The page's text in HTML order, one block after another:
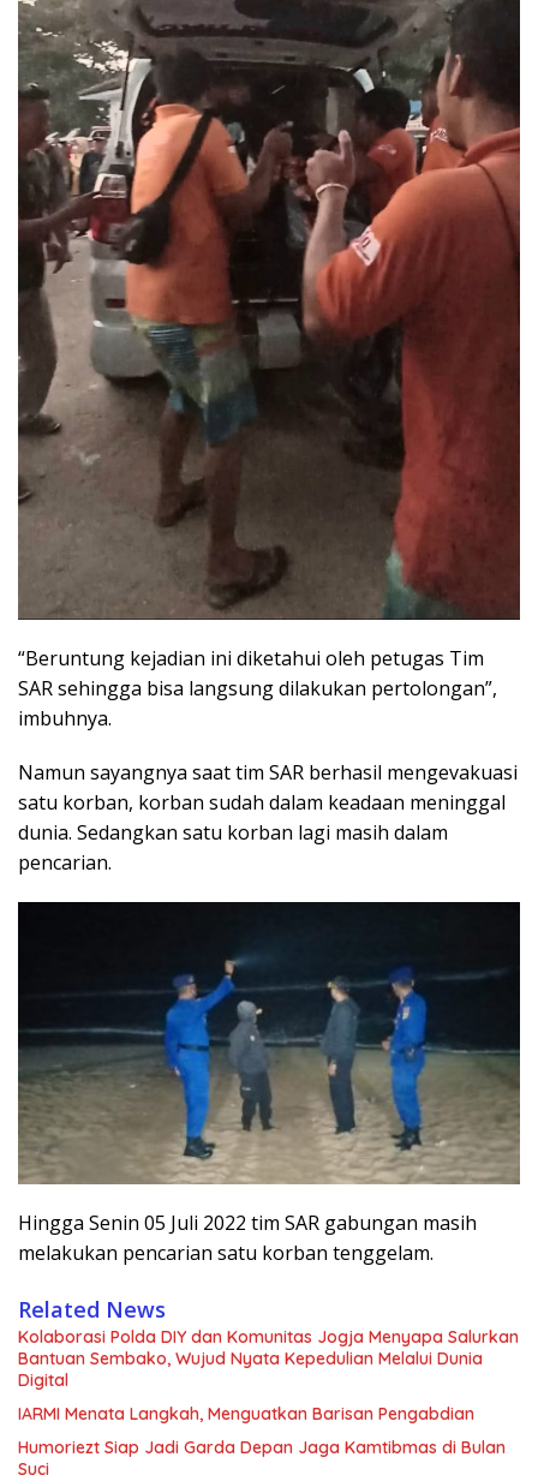
“Beruntung kejadian ini diketahui oleh petugas Tim
SAR sehingga bisa langsung dilakukan pertolongan”,
imbuhnya.
Namun sayangnya saat tim SAR berhasil mengevakuasi
satu korban, korban sudah dalam keadaan meninggal
dunia. Sedangkan satu korban lagi masih dalam
pencarian.
Hingga Senin 05 Juli 2022 tim SAR gabungan masih
melakukan pencarian satu korban tenggelam.
Related News
Kolaborasi Polda DIY dan Komunitas Jogja Menyapa Salurkan
Bantuan Sembako, Wujud Nyata Kepedulian Melalui Dunia
Digital
IARMI Menata Langkah, Menguatkan Barisan Pengabdian
Humoriezt Siap Jadi Garda Depan Jaga Kamtibmas di Bulan
Suci